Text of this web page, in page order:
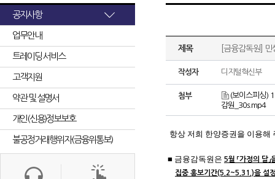
공지사항
업무안내
트레이딩 서비스
고객지원
약관 및 설명서
개인(신용)정보보호
불공정거래행위자(금융위통보)
제목 [금융감독원]
작성자 디지털혁신부
첨부
(보이스피싱)
감원_30s.mp4
항상 저희 한양증권을 이용해
■ 금융감독원은 5월 「가정의 달
집중 홍보기간(5.2~5.31.)을 설